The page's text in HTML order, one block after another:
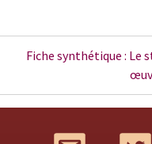
Fiche synthétique : Le